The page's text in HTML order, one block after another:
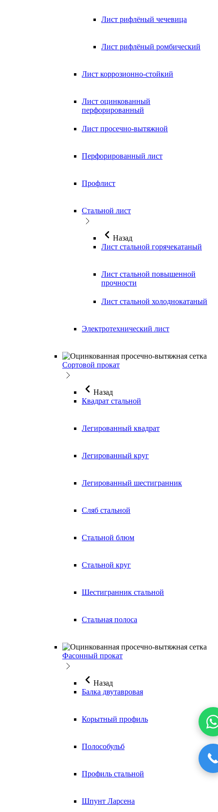
Лист рифлёный чечевица
Лист рифлёный ромбический
Лист коррозионно-стойкий
Лист оцинкованный
перфорированный
Лист просечно-вытяжной
Перфорированный лист
Профлист
Стальной лист
Назад
Лист стальной горячекатаный
Лист стальной повышенной
прочности
Лист стальной холоднокатаный
Электротехнический лист
Сортовой прокат
Назад
Квадрат стальной
Легированный квадрат
Легированный круг
Легированный шестигранник
Сляб стальной
Стальной блюм
Стальной круг
Шестигранник стальной
Стальная полоса
Фасонный прокат
Назад
Балка двутавровая
Корытный профиль
Полособульб
Профиль стальной
Шпунт Ларсена